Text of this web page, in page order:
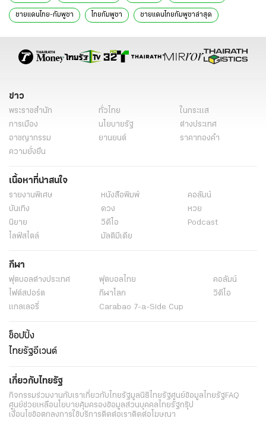
ชายแดนไทย-กัมพูชา ไทยกัมพูชา ชายแดนไทยกัมพูชาล่าสุด
ข่าวไทยกัมพูชา อนุทิน ชาญวีรกูล ฮุน มาเนต
แลนด์บริดจ์ภาคใต้
กู้เงิน 4 แสนล้าน หนี้สาธารณะ เพดานหนี้สาธารณะ
ทักษิณ ชินวัตร
ทักษิณ ชินวัตร ล่าสุด
ทักษิณพักโทษ
ข่าว
พระราชสำนัก ทั่วไทย
ในกระแส
การเมือง
นโยบายรัฐ
ต่างประเทศ
อาชญากรรม
ยานยนต์
ราคาทองคำ
ความยั่งยืน
เนื้อหาที่น่าสนใจ
รายงานพิเศษ หนังสือพิมพ์
คอลัมน์
บันเทิง
ดวง
หวย
นิยาย
วิดีโอ
Podcast
ไลฟ์สไตล์
มัลติมีเดีย
กีฬา
ฟุตบอลต่่างประเทศ ฟุตบอลไทย
คอลัมน์
ไฟต์สปอร์ต
กีฬาโลก
วิดีโอ
แกลเลอรี่
Carabao 7-a-Side Cup
ช็อปปิ้ง
ไทยรัฐอีเวนต์
เกี่ยวกับไทยรัฐ
กิจกรรมร่วมงานกับเราเกี่ยวกับไทยรัฐมูลนิธิไทยรัฐศูนย์ข้อมูลไทยรัฐFAQ
ศูนย์ช่วยเหลือนโยบายคุ้มครองข้อมูลส่วนบุคคลไทยรัฐกรุ๊ป
เงื่อนไขข้อตกลงการใช้บริการติดต่อเราติดต่อโฆษณา